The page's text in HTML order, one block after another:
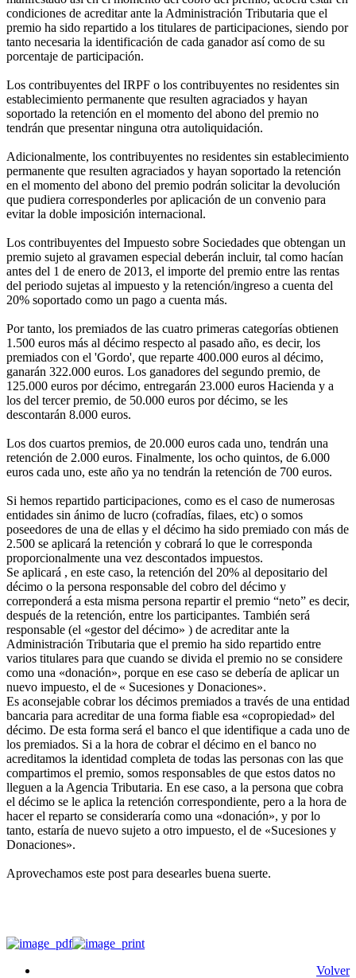
condiciones de acreditar ante la Administración Tributaria que el
premio ha sido repartido a los titulares de participaciones, siendo por
tanto necesaria la identificación de cada ganador así como de su
porcentaje de participación.
Los contribuyentes del IRPF o los contribuyentes no residentes sin
establecimiento permanente que resulten agraciados y hayan
soportado la retención en el momento del abono del premio no
tendrán que presentar ninguna otra autoliquidación.
Adicionalmente, los contribuyentes no residentes sin establecimiento
permanente que resulten agraciados y hayan soportado la retención
en el momento del abono del premio podrán solicitar la devolución
que pudiera corresponderles por aplicación de un convenio para
evitar la doble imposición internacional.
Los contribuyentes del Impuesto sobre Sociedades que obtengan un
premio sujeto al gravamen especial deberán incluir, tal como hacían
antes del 1 de enero de 2013, el importe del premio entre las rentas
del periodo sujetas al impuesto y la retención/ingreso a cuenta del
20% soportado como un pago a cuenta más.
Por tanto, los premiados de las cuatro primeras categorías obtienen
1.500 euros más al décimo respecto al pasado año, es decir, los
premiados con el 'Gordo', que reparte 400.000 euros al décimo,
ganarán 322.000 euros. Los ganadores del segundo premio, de
125.000 euros por décimo, entregarán 23.000 euros Hacienda y a
los del tercer premio, de 50.000 euros por décimo, se les
descontarán 8.000 euros.
Los dos cuartos premios, de 20.000 euros cada uno, tendrán una
retención de 2.000 euros. Finalmente, los ocho quintos, de 6.000
euros cada uno, este año ya no tendrán la retención de 700 euros.
Si hemos repartido participaciones, como es el caso de numerosas
entidades sin ánimo de lucro (cofradías, filaes, etc) o somos
poseedores de una de ellas y el décimo ha sido premiado con más de
2.500 se aplicará la retención y cobrará lo que le corresponda
proporcionalmente una vez descontados impuestos.
Se aplicará , en este caso, la retención del 20% al depositario del
décimo o la persona responsable del cobro del décimo y
correponderá a esta misma persona repartir el premio “neto” es decir,
después de la retención, entre los participantes. También será
responsable (el «gestor del décimo» ) de acreditar ante la
Administración Tributaria que el premio ha sido repartido entre
varios titulares para que cuando se divida el premio no se considere
como una «donación», porque en ese caso se debería de aplicar un
nuevo impuesto, el de « Sucesiones y Donaciones».
Es aconsejable cobrar los décimos premiados a través de una entidad
bancaria para acreditar de una forma fiable esa «copropiedad» del
décimo. De esta forma será el banco el que identifique a cada uno de
los premiados. Si a la hora de cobrar el décimo en el banco no
acreditamos la identidad completa de todas las personas con las que
compartimos el premio, somos responsables de que estos datos no
lleguen a la Agencia Tributaria. En ese caso, a la persona que cobra
el décimo se le aplica la retención correspondiente, pero a la hora de
hacer el reparto se consideraría como una «donación», y por lo
tanto, estaría de nuevo sujeto a otro impuesto, el de «Sucesiones y
Donaciones».
Aprovechamos este post para desearles buena suerte.
Volver